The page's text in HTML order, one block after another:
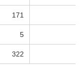
171
5
322